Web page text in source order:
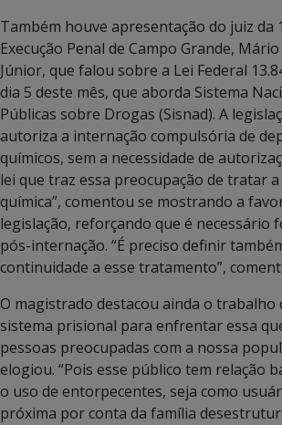
Também houve apresentação do juiz da
Execução Penal de Campo Grande,
Júnior, que falou sobre a Lei Federal
dia 5 deste mês, que aborda Sistema
Públicas sobre Drogas (Sisnad). A
autoriza a internação compulsória de
químicos, sem a necessidade de
lei que traz essa preocupação de tratar
química”, comentou se mostrando a
legislação, reforçando que é necessário
pós-internação. “É preciso definir
continuidade a esse tratamento”,
O magistrado destacou ainda o trabalho
sistema prisional para enfrentar essa
pessoas preocupadas com a nossa
elogiou. “Pois esse público tem relação
o uso de entorpecentes, seja como
próxima por conta da família